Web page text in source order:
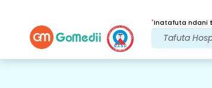
*Inatafuta ndani